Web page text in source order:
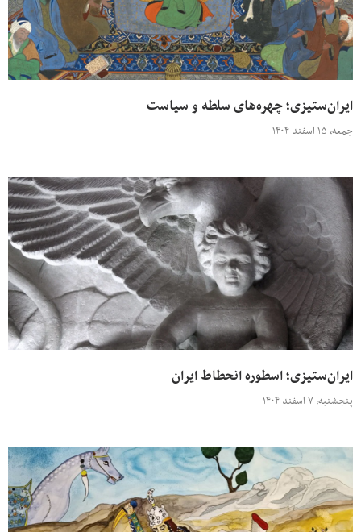
ایران‌ستیزی؛ چهره‌های سلطه و سیاست
جمعه، ۱۵ اسفند ۱۴۰۴
ایران‌ستیزی؛ اسطوره انحطاط ایران
پنجشنبه، ۷ اسفند ۱۴۰۴